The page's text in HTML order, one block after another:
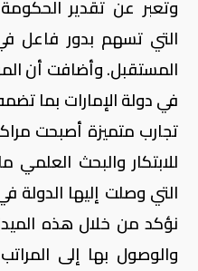
وتعبر عن تقدير
التي تسهم بدور فاعل
المستقبل. وأضافت أن
في دولة الإمارات بما
تجارب متميزة أصبحت
للابتكار والبحث
التي وصلت إليها الدولة
نؤكد من خلال هذه
والوصول بها إلى